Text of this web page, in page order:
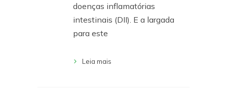
doenças inflamatórias
intestinais (DII). E a largada
para este
Leia mais